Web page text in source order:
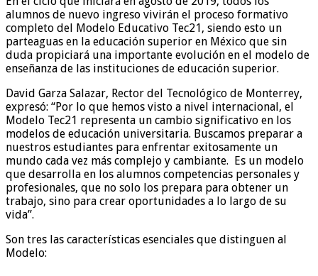
alumnos de nuevo ingreso vivirán el proceso formativo
completo del Modelo Educativo Tec21, siendo esto un
parteaguas en la educación superior en México que sin
duda propiciará una importante evolución en el modelo de
enseñanza de las instituciones de educación superior.
David Garza Salazar, Rector del Tecnológico de Monterrey,
expresó: “Por lo que hemos visto a nivel internacional, el
Modelo Tec21 representa un cambio significativo en los
modelos de educación universitaria. Buscamos preparar a
nuestros estudiantes para enfrentar exitosamente un
mundo cada vez más complejo y cambiante. Es un modelo
que desarrolla en los alumnos competencias personales y
profesionales, que no solo los prepara para obtener un
trabajo, sino para crear oportunidades a lo largo de su
vida”.
Son tres las características esenciales que distinguen al
Modelo: